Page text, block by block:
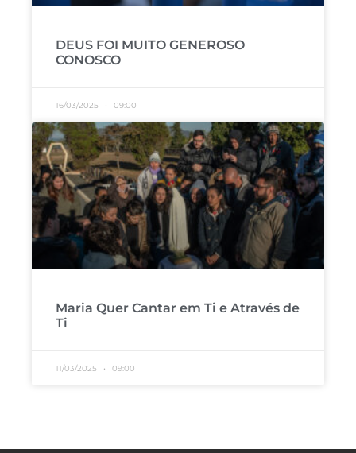
DEUS FOI MUITO GENEROSO
CONOSCO
16/03/2025 09:00
Maria Quer Cantar em Ti e Através de
Ti
11/03/2025 09:00